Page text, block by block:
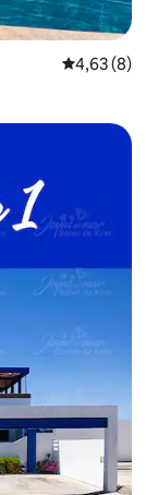
4,63 de uma
4,63 (8)